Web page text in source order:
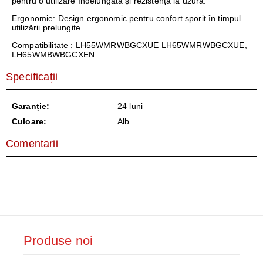
Ergonomie: Design ergonomic pentru confort sporit în timpul
utilizării prelungite.
Compatibilitate : LH55WMRWBGCXUE LH65WMRWBGCXUE,
LH65WMBWBGCXEN
Specificații
Garanție:
24 luni
Culoare:
Alb
Comentarii
Produse noi